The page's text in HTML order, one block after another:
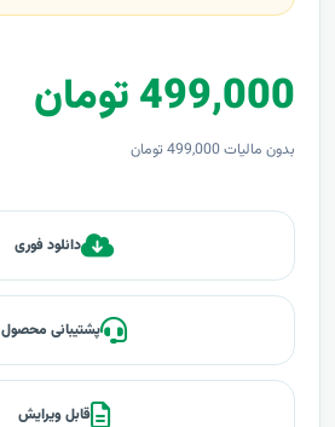
499,000 تومان
بدون مالیات 499,000 تومان
دانلود فوری
پشتیبانی محصول
قابل ویرایش